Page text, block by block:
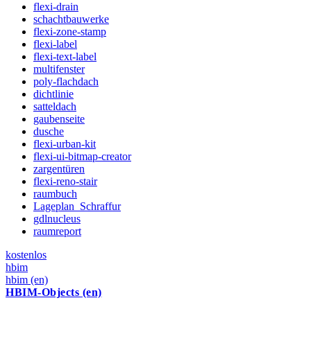
flexi-drain
schachtbauwerke
flexi-zone-stamp
flexi-label
flexi-text-label
multifenster
poly-flachdach
dichtlinie
satteldach
gaubenseite
dusche
flexi-urban-kit
flexi-ui-bitmap-creator
zargentüren
flexi-reno-stair
raumbuch
Lageplan_Schraffur
gdlnucleus
raumreport
kostenlos
hbim
hbim (en)
HBIM-Objects (en)